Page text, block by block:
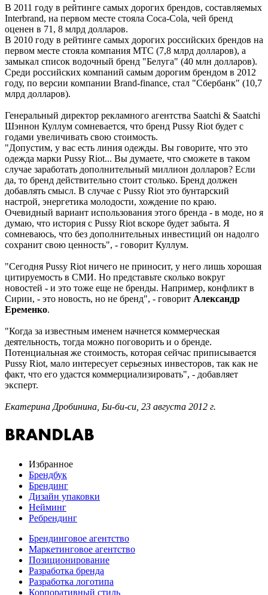
В 2011 году в рейтинге самых дорогих брендов, составляемых
Interbrand, на первом месте стояла Coca-Cola, чей бренд
оценен в 71, 8 млрд долларов.
В 2010 году в рейтинге самых дорогих российских брендов на
первом месте стояла компания МТС (7,8 млрд долларов), а
замыкал список водочный бренд "Белуга" (40 млн долларов).
Среди российских компаний самым дорогим брендом в 2012
году, по версии компании Brand-finance, стал "Сбербанк" (10,7
млрд долларов).
Генеральный директор рекламного агентства Saatchi & Saatchi
Шэннон Куллум сомневается, что бренд Pussy Riot будет с
годами увеличивать свою стоимость.
"Допустим, у вас есть линия одежды. Вы говорите, что это
одежда марки Pussy Riot... Вы думаете, что сможете в таком
случае заработать дополнительный миллион долларов? Если
да, то бренд действительно стоит столько. Бренд должен
добавлять смысл. В случае с Pussy Riot это бунтарский
настрой, энергетика молодости, хождение по краю.
Очевидный вариант использования этого бренда - в моде, но я
думаю, что история с Pussy Riot вскоре будет забыта. Я
сомневаюсь, что без дополнительных инвестиций он надолго
сохранит свою ценность", - говорит Куллум.
"Сегодня Pussy Riot ничего не приносит, у него лишь хорошая
цитируемость в СМИ. Но представьте сколько вокруг
новостей - и это тоже еще не бренды. Например, конфликт в
Сирии, - это новость, но не бренд", - говорит Александр
Еременко.
"Когда за известным именем начнется коммерческая
деятельность, тогда можно поговорить и о бренде.
Потенциальная же стоимость, которая сейчас приписывается
Pussy Riot, мало интересует серьезных инвесторов, так как не
факт, что его удастся коммерциализировать", - добавляет
эксперт.
Екатерина Дробинина, Би-би-си, 23 августа 2012 г.
Избранное
Брендбук
Брендинг
Дизайн упаковки
Нейминг
Ребрендинг
Брендинговое агентство
Маркетинговое агентство
Позиционирование
Разработка бренда
Разработка логотипа
Корпоративный стиль